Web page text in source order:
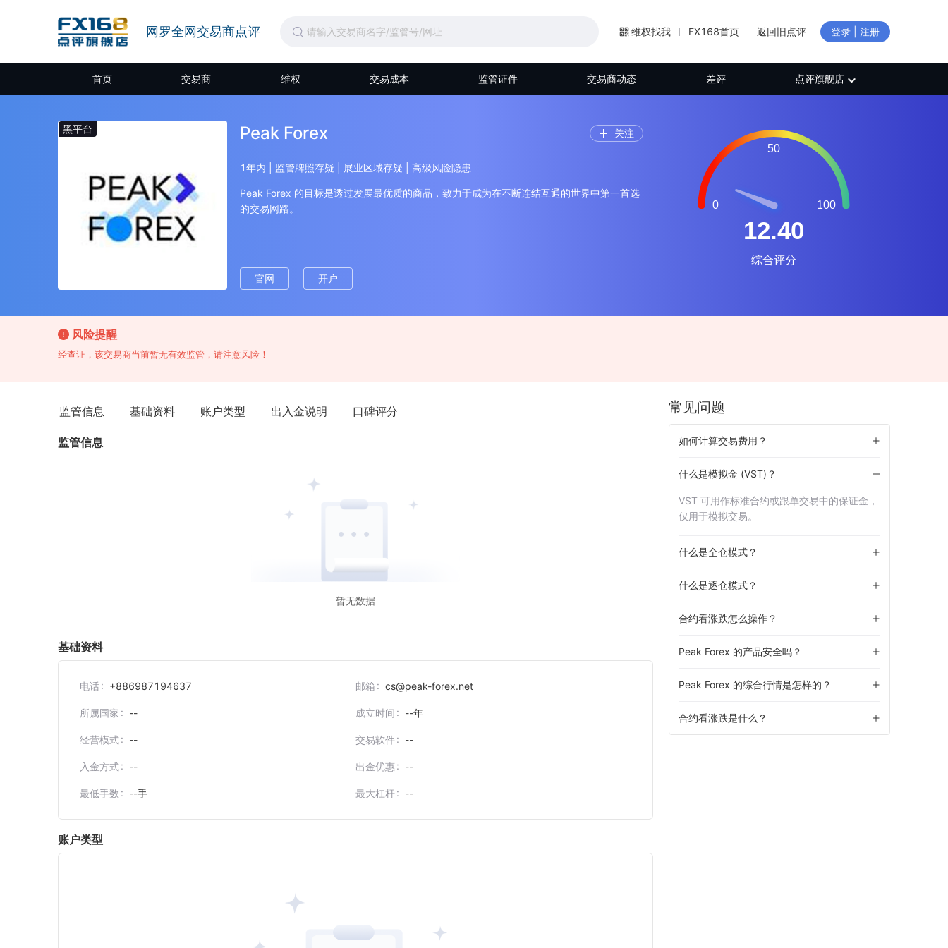
网罗全网交易商点评 维权找我 FX168首页 返回旧点评 登录 | 注册
首页 交易商 维权 交易成本 监管证件 交易商动态 差评 点评旗舰店
黑平台 Peak Forex 关注
1年内 | 监管牌照存疑 | 展业区域存疑 | 高级风险隐患
Peak Forex 的目标是透过发展最优质的商品，致力于成为在不断连结互通的世界中第一首选
的交易网路。
官网 开户
风险提醒
经查证，该交易商当前暂无有效监管，请注意风险！
监管信息 基础资料 账户类型 出入金说明 口碑评分
监管信息
暂无数据
基础资料
电话 +886987194637 邮箱 cs@peak-forex.net
所属国家 -- 成立时间 --年
经营模式 -- 交易软件 --
入金方式 -- 出金优惠 --
最低手数 --手 最大杠杆 --
账户类型
常见问题
如何计算交易费用？
什么是模拟金 (VST)？
VST 可用作标准合约或跟单交易中的保证金，
仅用于模拟交易。
什么是全仓模式？
什么是逐仓模式？
合约看涨跌怎么操作？
Peak Forex 的产品安全吗？
Peak Forex 的综合行情是怎样的？
合约看涨跌是什么？